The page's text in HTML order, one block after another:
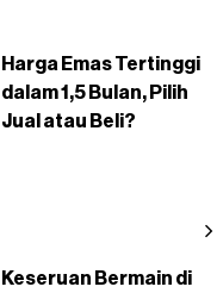
Harga Emas Tertinggi
dalam 1,5 Bulan, Pilih
Jual atau Beli?
Keseruan Bermain di